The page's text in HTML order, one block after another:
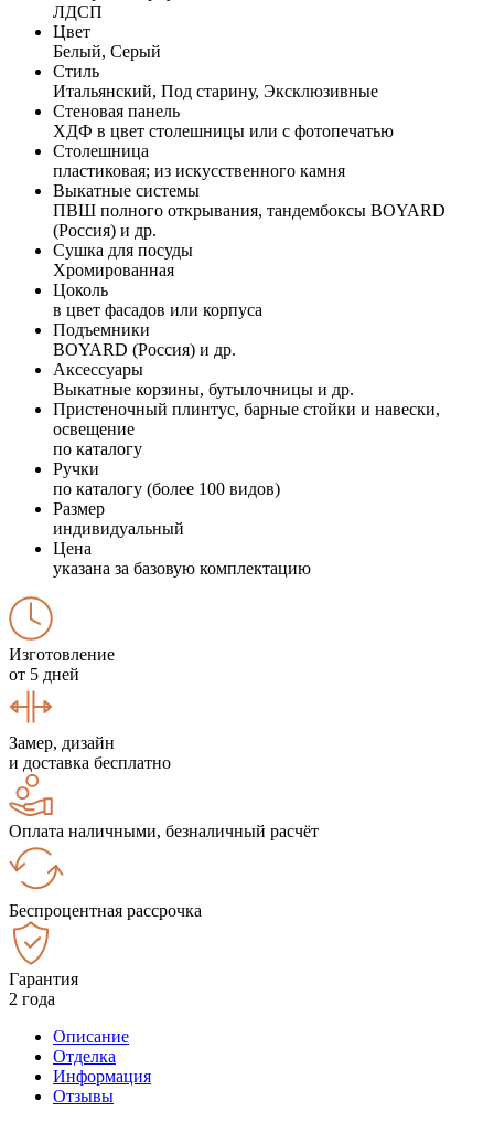
ЛДСП
Цвет
Белый, Серый
Стиль
Итальянский, Под старину, Эксклюзивные
Стеновая панель
ХДФ в цвет столешницы или с фотопечатью
Столешница
пластиковая; из искусственного камня
Выкатные системы
ПВШ полного открывания, тандембоксы BOYARD
(Россия) и др.
Сушка для посуды
Хромированная
Цоколь
в цвет фасадов или корпуса
Подъемники
BOYARD (Россия) и др.
Аксессуары
Выкатные корзины, бутылочницы и др.
Пристеночный плинтус, барные стойки и навески,
освещение
по каталогу
Ручки
по каталогу (более 100 видов)
Размер
индивидуальный
Цена
указана за базовую комплектацию
Изготовление
от 5 дней
Замер, дизайн
и доставка бесплатно
Оплата наличными, безналичный расчёт
Беспроцентная рассрочка
Гарантия
2 года
Описание
Отделка
Информация
Отзывы